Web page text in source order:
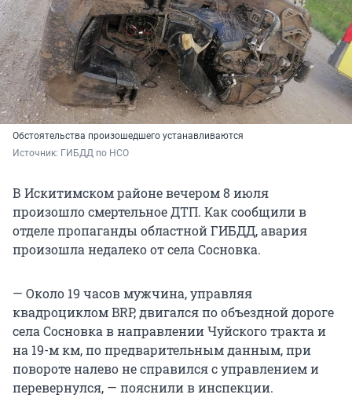
Обстоятельства произошедшего устанавливаются
Источник: ГИБДД по НСО
В Искитимском районе вечером 8 июля
произошло смертельное ДТП. Как сообщили в
отделе пропаганды областной ГИБДД, авария
произошла недалеко от села Сосновка.
— Около 19 часов мужчина, управляя
квадроциклом BRP, двигался по объездной дороге
села Сосновка в направлении Чуйского тракта и
на 19-м км, по предварительным данным, при
повороте налево не справился с управлением и
перевернулся, — пояснили в инспекции.